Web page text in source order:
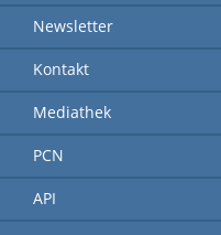
Newsletter
Kontakt
Mediathek
PCN
API